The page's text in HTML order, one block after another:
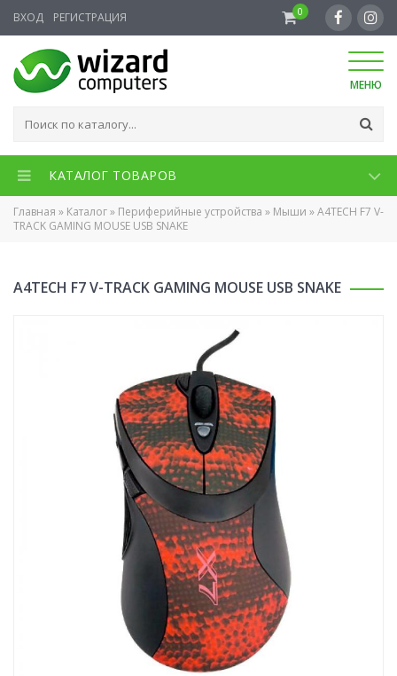
ВХОД РЕГИСТРАЦИЯ 0
МЕНЮ
КАТАЛОГ ТОВАРОВ
Главная » Каталог» Периферийные устройства » Мыши »A4TECH F7 V-
TRACK GAMING MOUSE USB SNAKE
A4TECH F7 V-TRACK GAMING MOUSE USB SNAKE